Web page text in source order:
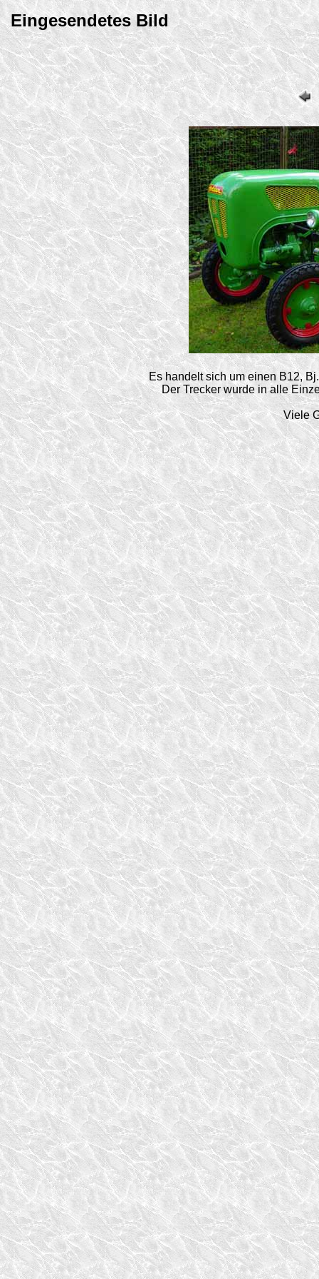
Eingesendetes Bild
Es handelt sich um einen B12,
Der Trecker wurde in alle
Viele